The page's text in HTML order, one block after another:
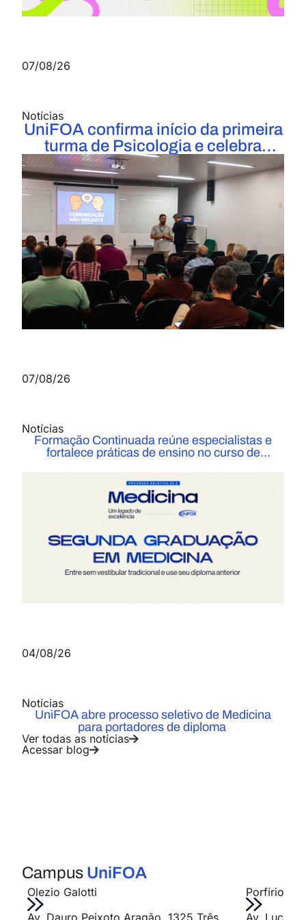
Pós-graduação
MBA em Gestão Organizacional de
Farmácia
Conheça o curso
Graduação
Gestão de Negócios Imobiliários
Conheça o curso
Graduação
Comércio Exterior
Conheça o curso
Graduação
Graduação
Gestão Financeira
Conheça o curso
Graduação
Processos Gerenciais
Conheça o curso
Graduação
Gestão Pública
Conheça o curso
Educação Física no Ambiente
Hospitalar e Postos de Saúde
Conheça o curso
Pós-graduação
Musculação Terapêutica e Personal
07/08/26
Notícias
UniFOA confirma início da primeira
turma de Psicologia e celebra
marco histórico para a Instituição
07/08/26
Notícias
Formação Continuada reúne especialistas e
fortalece práticas de ensino no curso de
04/08/26
Notícias
UniFOA abre processo seletivo de Medicina
para portadores de diploma
Ver todas as notícias
Acessar blog
Campus UniFOA
Olezio Galotti
Porfírio